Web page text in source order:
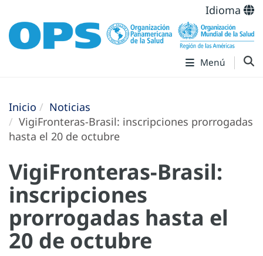
Idioma
Menú
Inicio
Noticias
VigiFronteras-Brasil: inscripciones prorrogadas
hasta el 20 de octubre
VigiFronteras-Brasil:
inscripciones
prorrogadas hasta el
20 de octubre